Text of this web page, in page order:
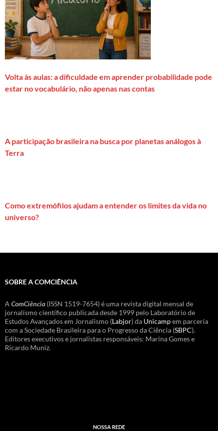
Volta às aulas: a dificuldade em aprender probabilidade pode
estar no vocabulário, não apenas nas contas
A participação brasileira na busca por planetas análogos à
Terra
Como extremófilos ajudam a entender os limites da vida no
universo?
SOBRE A COMCIÊNCIA
A ComCiência (ISSN 1519-7654) é uma revista digital mensal de
jornalismo científico publicada desde 1999 pelo Laboratório de
Estudos Avançados em Jornalismo (Labjor) da Unicampem parceria
com a Sociedade Brasileira para o Progresso da Ciência (SBPC).
Editores executivos e jornalistas responsáveis: Marina Gomes e
Ricardo Muniz.
NOSSA REDE